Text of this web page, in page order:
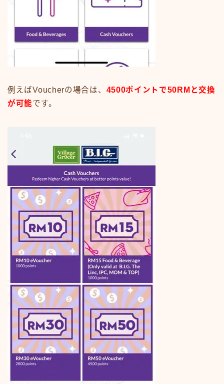
例えばVoucherの場合は、 4500ポイントで50RMと交換
が可能です。